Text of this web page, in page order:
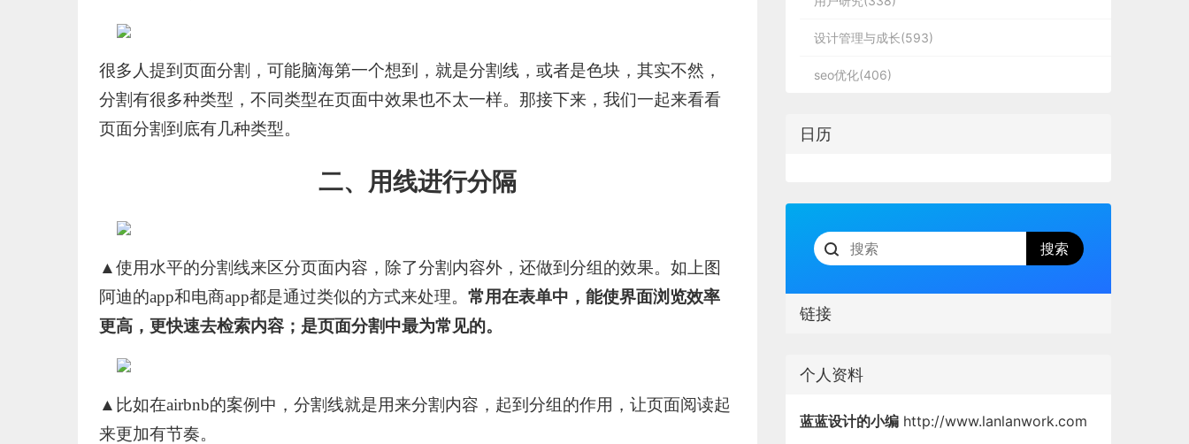
很多人提到页面分割，可能脑海第一个想到，就是分割线，或者是色块，其实不然，
分割有很多种类型，不同类型在页面中效果也不太一样。那接下来，我们一起来看看
页面分割到底有几种类型。
二、用线进行分隔
▲使用水平的分割线来区分页面内容，除了分割内容外，还做到分组的效果。如上图
阿迪的app和电商app都是通过类似的方式来处理。 常用在表单中，能使界面浏览效率
更高，更快速去检索内容；是页面分割中最为常见的。
▲比如在airbnb的案例中，分割线就是用来分割内容，起到分组的作用，让页面阅读起
来更加有节奏。
设计管理与成长(593)
seo优化(406)
日历
链接
个人资料
蓝蓝设计的小编 http://www.lanlanwork.com